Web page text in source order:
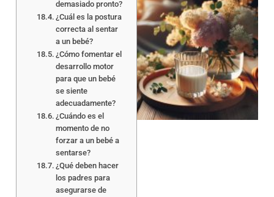
demasiado pronto?
¿Cuál es la postura
correcta al sentar
a un bebé?
¿Cómo fomentar el
desarrollo motor
para que un bebé
se siente
adecuadamente?
¿Cuándo es el
momento de no
forzar a un bebé a
sentarse?
¿Qué deben hacer
los padres para
asegurarse de